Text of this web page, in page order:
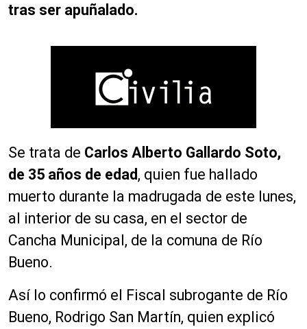
tras ser apuñalado.
Se trata de Carlos Alberto Gallardo Soto,
de 35 años de edad , quien fue hallado
muerto durante la madrugada de este lunes,
al interior de su casa, en el sector de
Cancha Municipal, de la comuna de Río
Bueno.
Así lo confirmó el Fiscal subrogante de Río
Bueno, Rodrigo San Martín, quien explicó